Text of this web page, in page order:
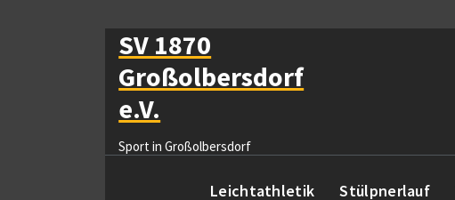
SV 1870
Großolbersdorf
e.V.
Sport in Großolbersdorf
Leichtathletik Stülpnerlauf